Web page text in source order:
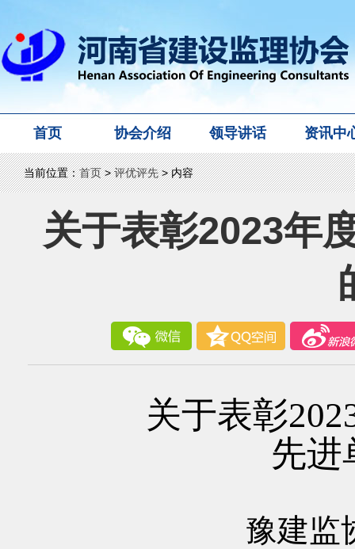
首页 协会介绍 领导讲话 资讯中
当前位置：首页>评优评先> 内容
关于表彰2023年
关于表彰
先进
豫建监